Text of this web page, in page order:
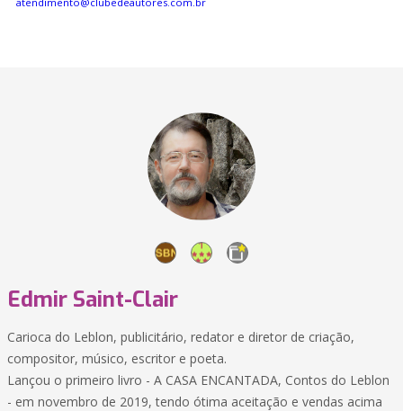
Edmir Saint-Clair
Carioca do Leblon, publicitário, redator e diretor de criação,
compositor, músico, escritor e poeta.
Lançou o primeiro livro - A CASA ENCANTADA, Contos do Leblon
- em novembro de 2019, tendo ótima aceitação e vendas acima